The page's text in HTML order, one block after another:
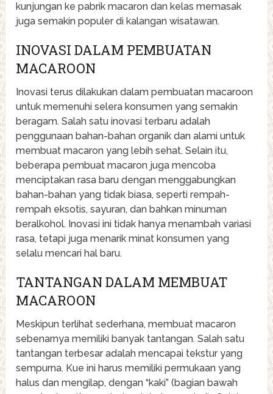
kunjungan ke pabrik macaron dan kelas memasak
juga semakin populer di kalangan wisatawan.
INOVASI DALAM PEMBUATAN
MACAROON
Inovasi terus dilakukan dalam pembuatan macaroon
untuk memenuhi selera konsumen yang semakin
beragam. Salah satu inovasi terbaru adalah
penggunaan bahan-bahan organik dan alami untuk
membuat macaron yang lebih sehat. Selain itu,
beberapa pembuat macaron juga mencoba
menciptakan rasa baru dengan menggabungkan
bahan-bahan yang tidak biasa, seperti rempah-
rempah eksotis, sayuran, dan bahkan minuman
beralkohol. Inovasi ini tidak hanya menambah variasi
rasa, tetapi juga menarik minat konsumen yang
selalu mencari hal baru.
TANTANGAN DALAM MEMBUAT
MACAROON
Meskipun terlihat sederhana, membuat macaron
sebenarnya memiliki banyak tantangan. Salah satu
tantangan terbesar adalah mencapai tekstur yang
sempurna. Kue ini harus memiliki permukaan yang
halus dan mengilap, dengan “kaki” (bagian bawah